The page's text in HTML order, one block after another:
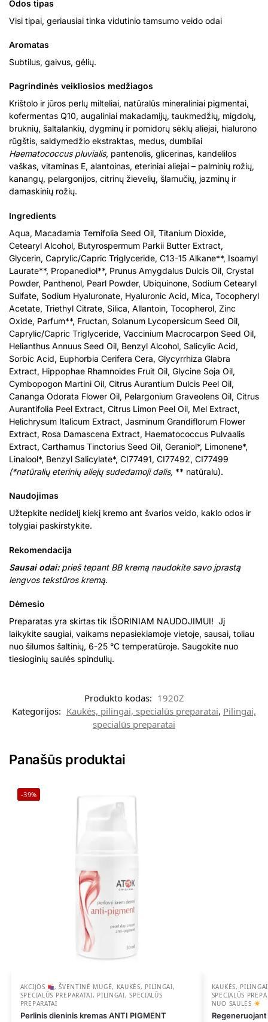
Odos tipas
Visi tipai, geriausiai tinka vidutinio tamsumo veido odai
Aromatas
Subtilus, gaivus, gėlių.
Pagrindinės veikliosios medžiagos
Krištolo ir jūros perlų milteliai, natūralūs mineraliniai pigmentai,
kofermentas Q10, augaliniai makadamijų, taukmedžių, migdolų,
bruknių, šaltalankių, dygminų ir pomidorų sėklų aliejai, hialurono
rūgštis, saldymedžio ekstraktas, medus, dumbliai
Haematococcus pluvialis, pantenolis, glicerinas, kandelilos
vaškas, vitaminas E, alantoinas, eteriniai aliejai – palminių rožių,
kanangų, pelargonijos, citrinų žievelių, šlamučių, jazminų ir
damaskinių rožių.
Ingredients
Aqua, Macadamia Ternifolia Seed Oil, Titanium Dioxide,
Cetearyl Alcohol, Butyrospermum Parkii Butter Extract,
Glycerin, Caprylic/Capric Triglyceride, C13-15 Alkane**, Isoamyl
Laurate**, Propanediol**, Prunus Amygdalus Dulcis Oil, Crystal
Powder, Panthenol, Pearl Powder, Ubiquinone, Sodium Cetearyl
Sulfate, Sodium Hyaluronate, Hyaluronic Acid, Mica, Tocopheryl
Acetate, Triethyl Citrate, Silica, Allantoin, Tocopherol, Zinc
Oxide, Parfum**, Fructan, Solanum Lycopersicum Seed Oil,
Caprylic/Capric Triglyceride, Vaccinium Macrocarpon Seed Oil,
Helianthus Annuus Seed Oil, Benzyl Alcohol, Salicylic Acid,
Sorbic Acid, Euphorbia Cerifera Cera, Glycyrrhiza Glabra
Extract, Hippophae Rhamnoides Fruit Oil, Glycine Soja Oil,
Cymbopogon Martini Oil, Citrus Aurantium Dulcis Peel Oil,
Cananga Odorata Flower Oil, Pelargonium Graveolens Oil, Citrus
Aurantifolia Peel Extract, Citrus Limon Peel Oil, Mel Extract,
Helichrysum Italicum Extract, Jasminum Grandiflorum Flower
Extract, Rosa Damascena Extract, Haematococcus Pulvaalis
Extract, Carthamus Tinctorius Seed Oil, Geraniol*, Limonene*,
Linalool*, Benzyl Salicylate*, CI77491, CI77492, CI77499
(*natūralių eterinių aliejų sudedamoji dalis, ** natūralu).
Naudojimas
Užtepkite nedidelį kiekį kremo ant švarios veido, kaklo odos ir
tolygiai paskirstykite.
Rekomendacija
Sausai odai:prieš tepant BB kremą naudokite savo įprastą
lengvos tekstūros kremą.
Dėmesio
Preparatas yra skirtas tik IŠORINIAM NAUDOJIMUI! Jį
laikykite saugiai, vaikams nepasiekiamoje vietoje, sausai, toliau
nuo šilumos šaltinių, 6-25 °C temperatūroje. Saugokite nuo
tiesioginių saulės spindulių.
Produkto kodas: 1920Z
Kategorijos: Kaukės, pilingai, specialūs preparatai, Pilingai,
specialūs preparatai
Panašūs produktai
-39%
AKCIJOS ,ŠVENTINĖ MUGĖ, KAUKĖS, PILINGAI,
SPECIALŪS PREPARATAI, PILINGAI, SPECIALŪS
PREPARATAI
Perlinis dieninis kremas ANTI PIGMENT
KAUKĖS,
SPECIALŪS
NUO SAULĖS